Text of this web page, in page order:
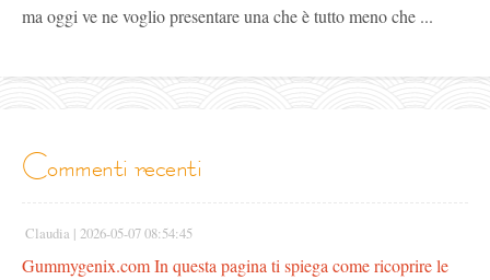
ma oggi ve ne voglio presentare una che è tutto meno che ...
commenti recenti
Claudia | 2026-05-07 08:54:45
Gummygenix.com In questa pagina ti spiega come ricoprire le